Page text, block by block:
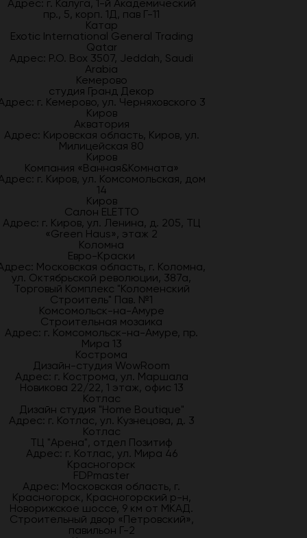
Адрес: г. Калуга, 1-й Академический
пр., 5, корп. 1Д, пав Г-11
Катар
Exotic International General Trading
Qatar
Адрес: P.O. Box 3507, Jeddah, Saudi
Arabia
Кемерово
студия Гранд Декор
г. Кемерово, ул. Черняховского 3
Киров
Акватория
Адрес: Кировская область, Киров, ул.
Милицейская 80
Киров
Компания «Ванная&Комната»
г. Киров, ул. Комсомольская, дом
14
Киров
Салон ELETTO
Адрес: г. Киров, ул. Ленина, д. 205, ТЦ
«Green Haus», этаж 2
Коломна
Евро-Краски
Московская область, г. Коломна,
ул. Октябрьской революции, 387а,
Торговый Комплекс "Коломенский
Строитель" Пав. №1
Комсомольск-на-Амуре
Строительная мозаика
Адрес: г. Комсомольск-на-Амуре, пр.
Мира 13
Кострома
Дизайн-студия WowRoom
Адрес: г. Кострома, ул. Маршала
Новикова 22/22, 1 этаж, офис 13
Котлас
Дизайн студия "Home Boutique"
Адрес: г. Котлас, ул. Кузнецова, д. 3
Котлас
ТЦ "Арена", отдел Позитиф
Адрес: г. Котлас, ул. Мира 46
Красногорск
FDPmaster
Адрес: Московская область, г.
Красногорск, Красногорский р-н,
Новорижское шоссе, 9 км от МКАД.
Строительный двор «Петровский»,
павильон Г-2